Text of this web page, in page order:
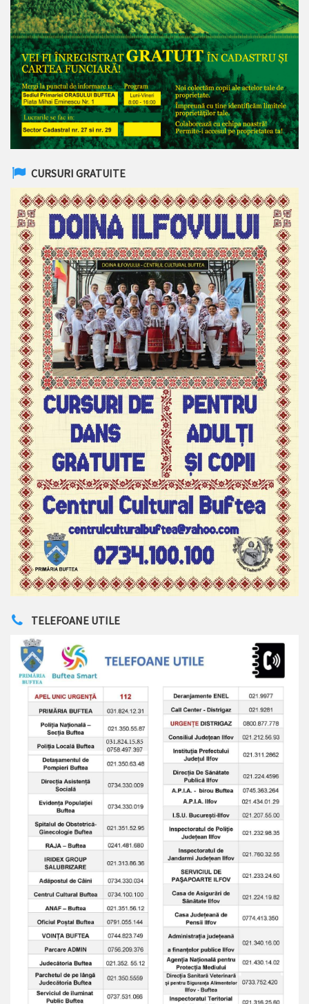
CURSURI GRATUITE
TELEFOANE UTILE